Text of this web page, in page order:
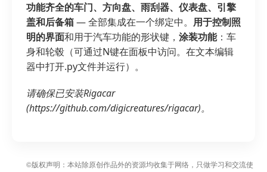
功能齐全的车门、方向盘、雨刮器、仪表盘、引擎
盖和后备箱— 全部集成在一个绑定中。 用于控制照
明的界面和用于汽车功能的形状键， 涂装功能：车
身和轮毂（可通过N键在面板中访问。在文本编辑
器中打开.py文件并运行）。
请确保已安装Rigacar
(https://github.com/digicreatures/rigacar)。
©版权声明：本站除原创作品外的资源均收集于网络，只做学习和交流使